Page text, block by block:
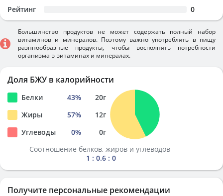
Рейтинг 0
Большинство продуктов не может содержать полный набор
витаминов и минералов. Поэтому важно употреблять в пищу
разннообразные продукты, чтобы восполнять потребности
организма в витаминах и минералах.
Доля БЖУ в калорийности
Белки 43% 20г
Жиры
57% 12г
Углеводы
0% 0г
Соотношение белков, жиров и углеводов
1 : 0.6 : 0
Получите персональные рекомендации